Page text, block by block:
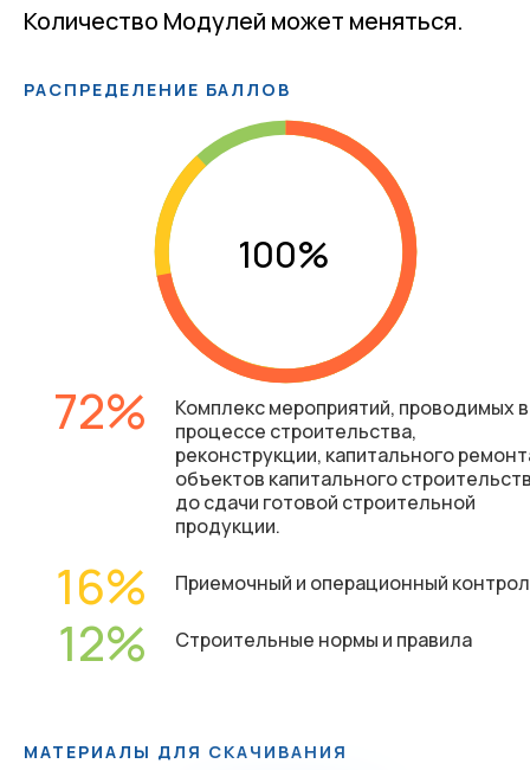
Количество Модулей может меняться.
РАСПРЕДЕЛЕНИЕ БАЛЛОВ
72
Комплекс мероприятий, проводимых в
процессе строительства,
реконструкции, капитального
объектов капитального
до сдачи готовой строительной
продукции.
16 Приемочный и операционный
12 Строительные нормы и правила
МАТЕРИАЛЫ ДЛЯ СКАЧИВАНИЯ